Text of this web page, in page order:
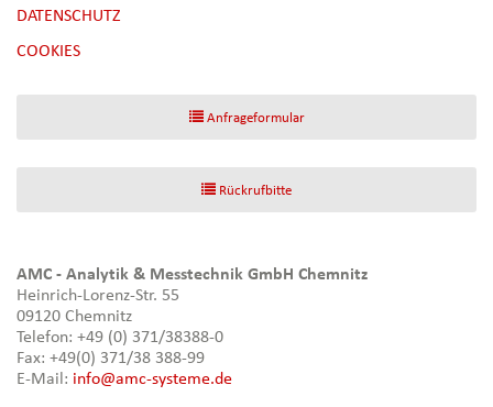
DATENSCHUTZ
[NBSP]
COOKIES
Anfrageformular
Rückrufbitte
AMC - Analytik & Messtechnik GmbH Chemnitz
Heinrich-Lorenz-Str. 55
09120 Chemnitz
Telefon: +49 (0) 371/38388-0
Fax: +49(0) 371/38 388-99
E-Mail: info@amc-systeme.de